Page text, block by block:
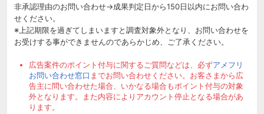
非承認理由のお問い合わせ→成果判定日から150日以内にお問い合わ
せください。
※上記期限を過ぎてしまいますと調査対象外となり、お問い合わせを
お受けする事ができませんのであらかじめ、ご了承ください。
広告案件のポイント付与に関するご質問などは、必ずアメフリ
お問い合わせ窓口 までお問い合わせください。お客さまから広
告主に問い合わせた場合、いかなる場合もポイント付与の対象
外となります。また内容によりアカウント停止となる場合があ
ります。